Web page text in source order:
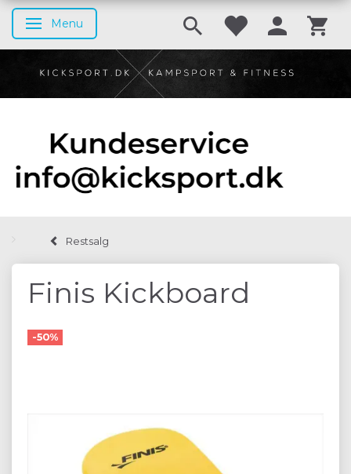
Skifte navigation
Menu
Restsalg
Finis Kickboard
-50%